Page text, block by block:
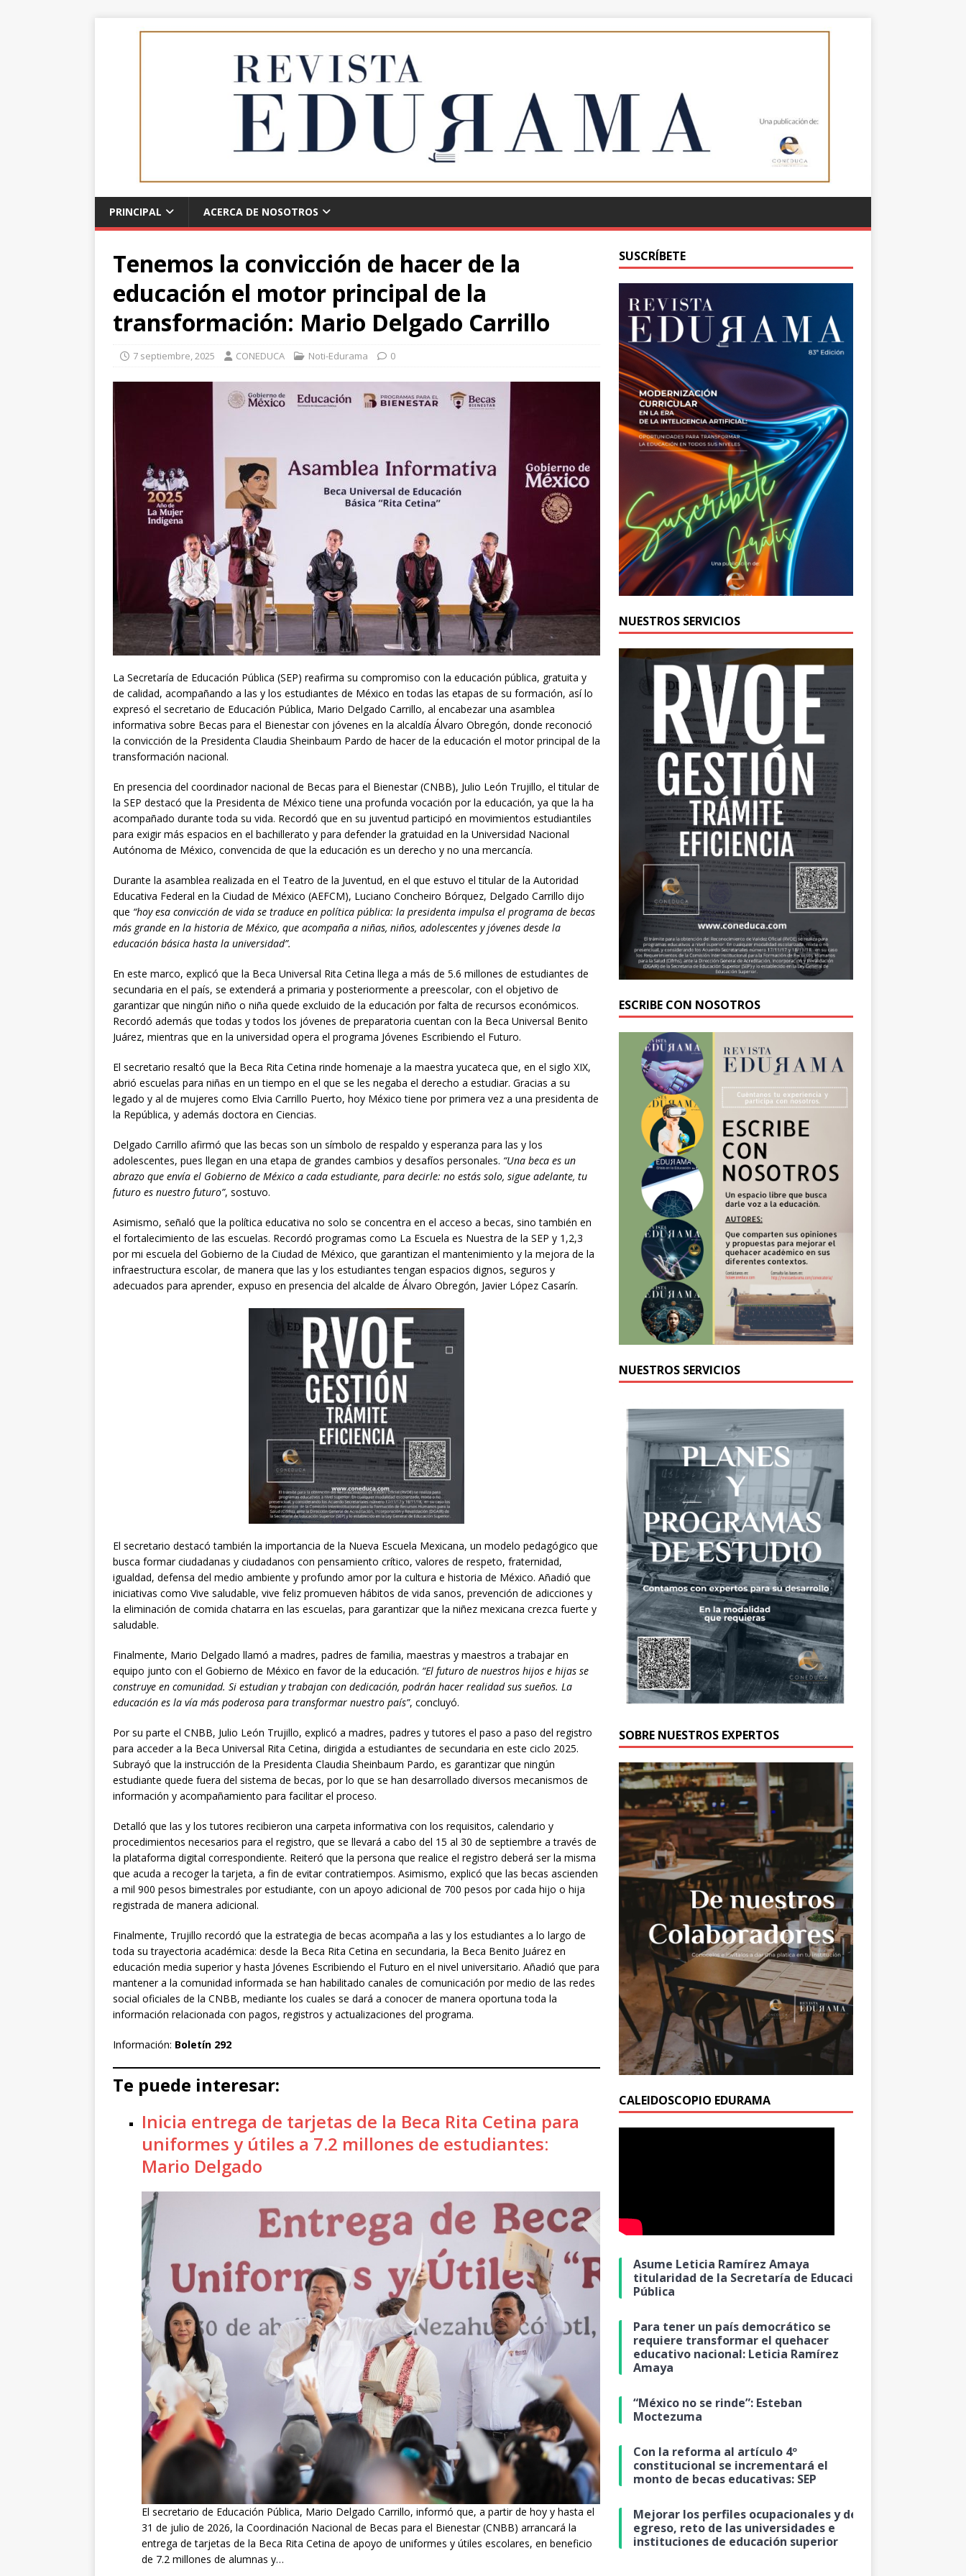
PRINCIPAL ACERCA DE NOSOTROS
Tenemos la convicción de hacer de la
educación el motor principal de la
transformación: Mario Delgado Carrillo
7 septiembre, 2025 CONEDUCA Noti-Edurama 0
La Secretaría de Educación Pública (SEP) reafirma su compromiso con la educación pública, gratuita y
de calidad, acompañando a las y los estudiantes de México en todas las etapas de su formación, así lo
expresó el secretario de Educación Pública, Mario Delgado Carrillo, al encabezar una asamblea
informativa sobre Becas para el Bienestar con jóvenes en la alcaldía Álvaro Obregón, donde reconoció
la convicción de la Presidenta Claudia Sheinbaum Pardo de hacer de la educación el motor principal de la
transformación nacional.
En presencia del coordinador nacional de Becas para el Bienestar (CNBB), Julio León Trujillo, el titular de
la SEP destacó que la Presidenta de México tiene una profunda vocación por la educación, ya que la ha
acompañado durante toda su vida. Recordó que en su juventud participó en movimientos estudiantiles
para exigir más espacios en el bachillerato y para defender la gratuidad en la Universidad Nacional
Autónoma de México, convencida de que la educación es un derecho y no una mercancía.
Durante la asamblea realizada en el Teatro de la Juventud, en el que estuvo el titular de la Autoridad
Educativa Federal en la Ciudad de México (AEFCM), Luciano Concheiro Bórquez, Delgado Carrillo dijo
que “hoy esa convicción de vida se traduce en política pública: la presidenta impulsa el programa de becas
más grande en la historia de México, que acompaña a niñas, niños, adolescentes y jóvenes desde la
educación básica hasta la universidad”.
En este marco, explicó que la Beca Universal Rita Cetina llega a más de 5.6 millones de estudiantes de
secundaria en el país, se extenderá a primaria y posteriormente a preescolar, con el objetivo de
garantizar que ningún niño o niña quede excluido de la educación por falta de recursos económicos.
Recordó además que todas y todos los jóvenes de preparatoria cuentan con la Beca Universal Benito
Juárez, mientras que en la universidad opera el programa Jóvenes Escribiendo el Futuro.
El secretario resaltó que la Beca Rita Cetina rinde homenaje a la maestra yucateca que, en el siglo XIX,
abrió escuelas para niñas en un tiempo en el que se les negaba el derecho a estudiar. Gracias a su
legado y al de mujeres como Elvia Carrillo Puerto, hoy México tiene por primera vez a una presidenta de
la República, y además doctora en Ciencias.
Delgado Carrillo afirmó que las becas son un símbolo de respaldo y esperanza para las y los
adolescentes, pues llegan en una etapa de grandes cambios y desafíos personales. “Una beca es un
abrazo que envía el Gobierno de México a cada estudiante, para decirle: no estás solo, sigue adelante, tu
futuro es nuestro futuro”, sostuvo.
Asimismo, señaló que la política educativa no solo se concentra en el acceso a becas, sino también en
el fortalecimiento de las escuelas. Recordó programas como La Escuela es Nuestra de la SEP y 1,2,3
por mi escuela del Gobierno de la Ciudad de México, que garantizan el mantenimiento y la mejora de la
infraestructura escolar, de manera que las y los estudiantes tengan espacios dignos, seguros y
adecuados para aprender, expuso en presencia del alcalde de Álvaro Obregón, Javier López Casarín.
El secretario destacó también la importancia de la Nueva Escuela Mexicana, un modelo pedagógico que
busca formar ciudadanas y ciudadanos con pensamiento crítico, valores de respeto, fraternidad,
igualdad, defensa del medio ambiente y profundo amor por la cultura e historia de México. Añadió que
iniciativas como Vive saludable, vive feliz promueven hábitos de vida sanos, prevención de adicciones y
la eliminación de comida chatarra en las escuelas, para garantizar que la niñez mexicana crezca fuerte y
saludable.
Finalmente, Mario Delgado llamó a madres, padres de familia, maestras y maestros a trabajar en
equipo junto con el Gobierno de México en favor de la educación. “El futuro de nuestros hijos e hijas se
construye en comunidad. Si estudian y trabajan con dedicación, podrán hacer realidad sus sueños. La
educación es la vía más poderosa para transformar nuestro país”, concluyó.
Por su parte el CNBB, Julio León Trujillo, explicó a madres, padres y tutores el paso a paso del registro
para acceder a la Beca Universal Rita Cetina, dirigida a estudiantes de secundaria en este ciclo 2025.
Subrayó que la instrucción de la Presidenta Claudia Sheinbaum Pardo, es garantizar que ningún
estudiante quede fuera del sistema de becas, por lo que se han desarrollado diversos mecanismos de
información y acompañamiento para facilitar el proceso.
Detalló que las y los tutores recibieron una carpeta informativa con los requisitos, calendario y
procedimientos necesarios para el registro, que se llevará a cabo del 15 al 30 de septiembre a través de
la plataforma digital correspondiente. Reiteró que la persona que realice el registro deberá ser la misma
que acuda a recoger la tarjeta, a fin de evitar contratiempos. Asimismo, explicó que las becas ascienden
a mil 900 pesos bimestrales por estudiante, con un apoyo adicional de 700 pesos por cada hijo o hija
registrada de manera adicional.
Finalmente, Trujillo recordó que la estrategia de becas acompaña a las y los estudiantes a lo largo de
toda su trayectoria académica: desde la Beca Rita Cetina en secundaria, la Beca Benito Juárez en
educación media superior y hasta Jóvenes Escribiendo el Futuro en el nivel universitario. Añadió que para
mantener a la comunidad informada se han habilitado canales de comunicación por medio de las redes
social oficiales de la CNBB, mediante los cuales se dará a conocer de manera oportuna toda la
información relacionada con pagos, registros y actualizaciones del programa.
Información: Boletín 292
Te puede interesar:
Inicia entrega de tarjetas de la Beca Rita Cetina para
uniformes y útiles a 7.2 millones de estudiantes:
Mario Delgado
El secretario de Educación Pública, Mario Delgado Carrillo, informó que, a partir de hoy y hasta el
31 de julio de 2026, la Coordinación Nacional de Becas para el Bienestar (CNBB) arrancará la
entrega de tarjetas de la Beca Rita Cetina de apoyo de uniformes y útiles escolares, en beneficio
de 7.2 millones de alumnas y…
SUSCRÍBETE
NUESTROS SERVICIOS
ESCRIBE CON NOSOTROS
NUESTROS SERVICIOS
SOBRE NUESTROS EXPERTOS
CALEIDOSCOPIO EDURAMA
Asume Leticia Ramírez Amaya
titularidad de la Secretaría de Educación
Pública
Para tener un país democrático se
requiere transformar el quehacer
educativo nacional: Leticia Ramírez
Amaya
“México no se rinde”: Esteban
Moctezuma
Con la reforma al artículo 4º
constitucional se incrementará el
monto de becas educativas: SEP
Mejorar los perfiles ocupacionales y de
egreso, reto de las universidades e
instituciones de educación superior